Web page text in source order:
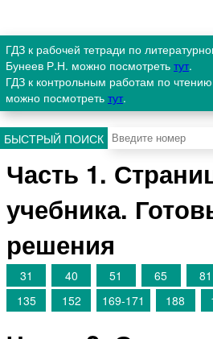
ГДЗ к рабочей тетради по
Бунеев Р.Н. можно посмотреть тут.
ГДЗ к контрольным работам по
можно посмотреть тут.
БЫСТРЫЙ ПОИСК
Часть 1.
учебника.
решения
31 40 51 65 81
135
152 169-171 188